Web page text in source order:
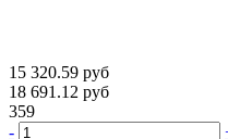
15 320.59 руб
18 691.12 руб
359
-